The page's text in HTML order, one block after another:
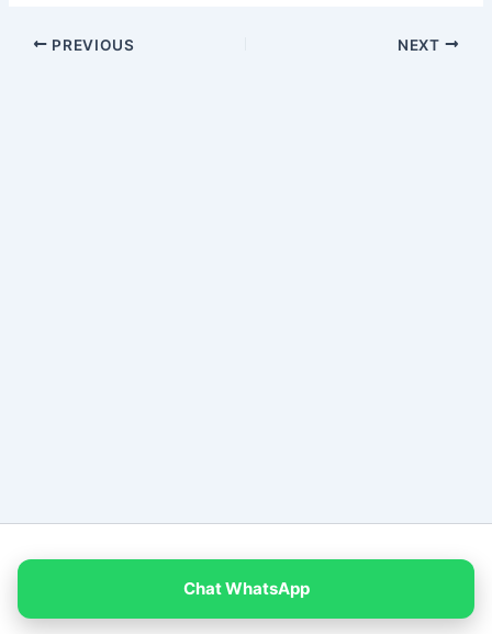
PREVIOUS NEXT
Chat WhatsApp